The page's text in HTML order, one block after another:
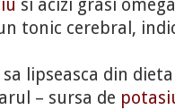
si acizi grasi
tonic cerebral,
lipseasca din
– sursa de